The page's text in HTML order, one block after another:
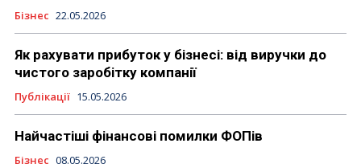
Бізнес 22.05.2026
Як рахувати прибуток у бізнесі: від виручки до
чистого заробітку компанії
Публікації 15.05.2026
Найчастіші фінансові помилки ФОПів
Бізнес 08.05.2026